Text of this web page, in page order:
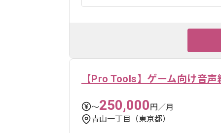
【Pro Tools】ゲーム向け音声
〜250,000円／月
青山一丁目（東京都）